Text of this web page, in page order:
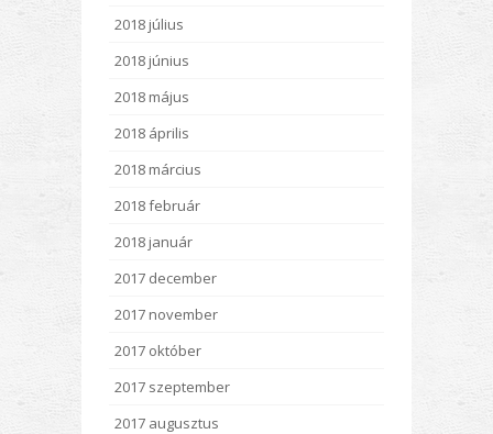
2018 július
2018 június
2018 május
2018 április
2018 március
2018 február
2018 január
2017 december
2017 november
2017 október
2017 szeptember
2017 augusztus